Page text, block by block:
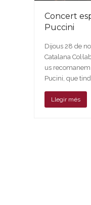
Concert
Puccini
Dijous 28 de
Catalana
us
Pucini, que
Llegir més